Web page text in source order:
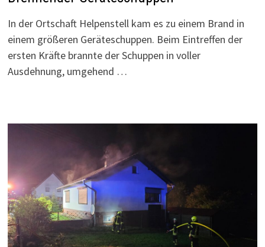
In der Ortschaft Helpenstell kam es zu einem Brand in
einem größeren Geräteschuppen. Beim Eintreffen der
ersten Kräfte brannte der Schuppen in voller
Ausdehnung, umgehend …